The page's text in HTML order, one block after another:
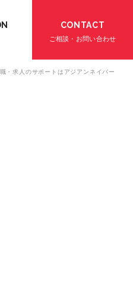
CONTACT
ご相談・お問い合わせ
・求人のサポートはアジアンネイバー